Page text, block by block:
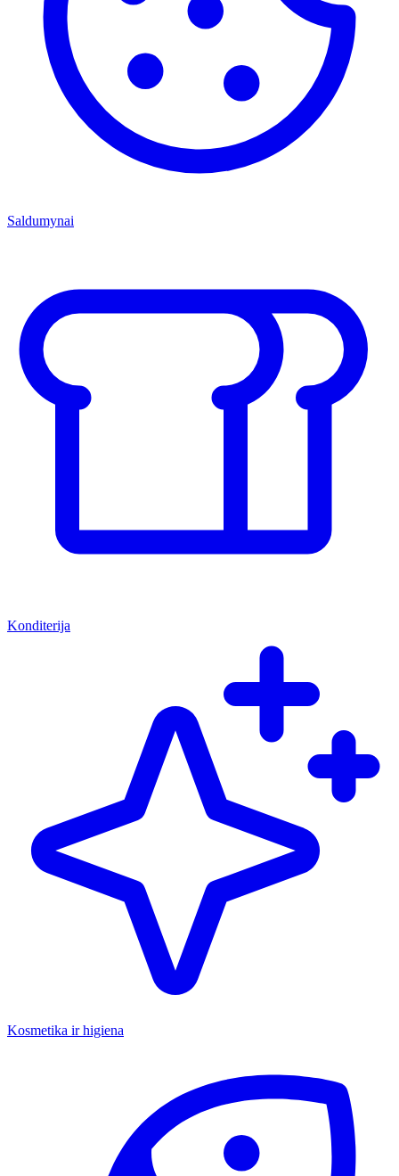
Saldumynai
Konditerija
Kosmetika ir higiena